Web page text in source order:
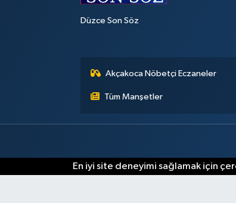
Düzce Son Söz
Akçakoca Nöbetçi Eczaneler
Tüm Manşetler
En iyi site deneyimi sağlamak için